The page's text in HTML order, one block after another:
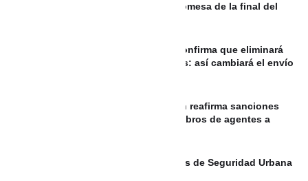
FIFA califica de falsa la supuesta promesa de la final del
Gmail toma inesperada decisión y confirma que eliminará
una de sus funciones más populares: así cambiará el envío
REPÚBLICA DOMINICANA: Migración reafirma sanciones
por corrupción tras denuncias de cobros de agentes a
200 nuevos Policías para los Bloques de Seguridad Urbana